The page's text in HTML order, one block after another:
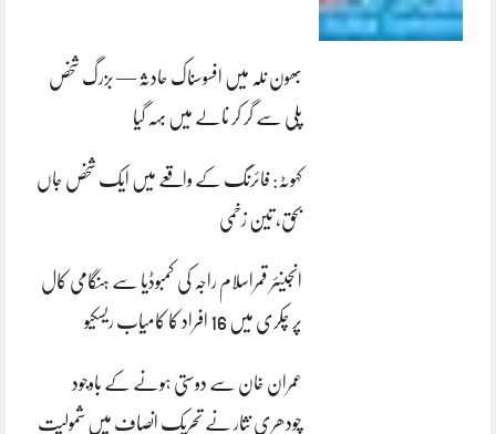
بھون نلہ میں افسوسناک حادثہ — بزرگ شخص
پلی سے گر کر نالے میں بہہ گیا
کہوٹہ: فائرنگ کے واقعے میں ایک شخص جاں
بحق، تین زخمی
انجینئر قمراسلام راجہ کی کمبوڈیا سے ہنگامی کال
پر چکری میں 16 افراد کا کامیاب ریسکیو
عمران خان سے دوستی ہونے کے باوجود
چودھری نثار نے تحریک انصاف میں شمولیت